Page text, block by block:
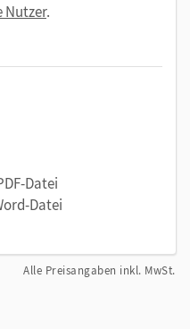
Nutzer.
Datei
Datei
Alle Preisangaben inkl. MwSt.